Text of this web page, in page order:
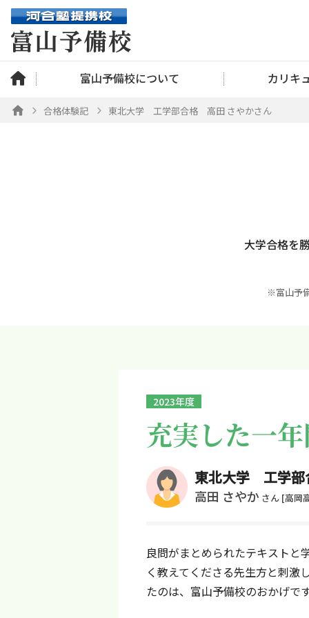
富山予備校について カリキ
合格体験記 東北大学 工学部合格 高田 さやかさん
大学合格を
※富山予
2023年度
充実した一
東北大学 工学部
高田 さやか さん [高岡
良問がまとめられたテキストと
く教えてくださる先生方と刺激
たのは、富山予備校のおかげで